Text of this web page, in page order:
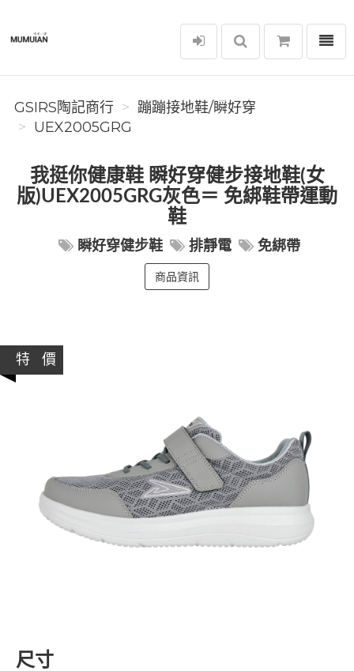
GSIRS陶記商行
選單
GSIRS陶記商行
蹦蹦接地鞋/瞬好穿
UEX2005GRG
我挺你健康鞋 瞬好穿健步接地鞋(女
版)UEX2005GRG灰色＝ 免綁鞋帶運動
鞋
瞬好穿健步鞋 排靜電 免綁帶
商品資訊
特 價
尺寸